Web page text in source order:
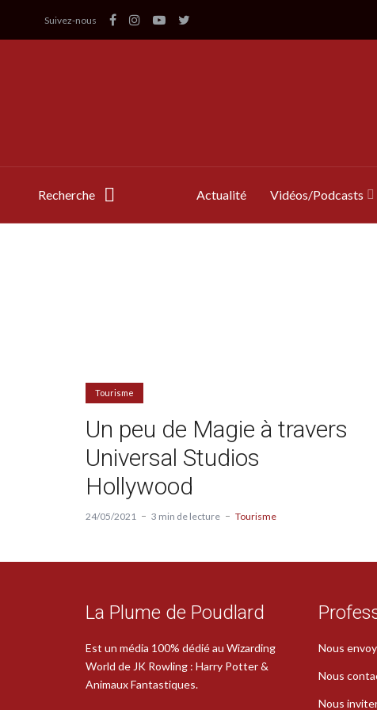
Suivez-nous
Recherche Actualité Vidéos/Podcasts
Tourisme
Un peu de Magie à travers
Universal Studios
Hollywood
24/05/2021 3 min de lecture Tourisme
La Plume de Poudlard
Est un média 100% dédié au Wizarding
World de JK Rowling : Harry Potter &
Animaux Fantastiques.
Nous
Nous
Nous